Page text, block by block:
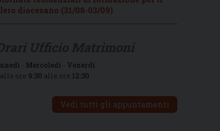
diocesano (31/08-03/09)
- Mercoledì - Venerdì
ore 9:30 alle ore 12:30
Vedi tutti gli appuntamenti